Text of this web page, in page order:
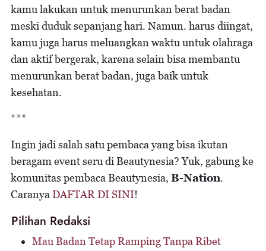
kamu lakukan untuk menurunkan berat badan
meski duduk sepanjang hari. Namun. harus diingat,
kamu juga harus meluangkan waktu untuk olahraga
dan aktif bergerak, karena selain bisa membantu
menurunkan berat badan, juga baik untuk
kesehatan.
***
Ingin jadi salah satu pembaca yang bisa ikutan
beragam event seru di Beautynesia? Yuk, gabung ke
komunitas pembaca Beautynesia, B-Nation.
CaranyaDAFTAR DI SINI!
Pilihan Redaksi
Mau Badan Tetap Ramping Tanpa Ribet